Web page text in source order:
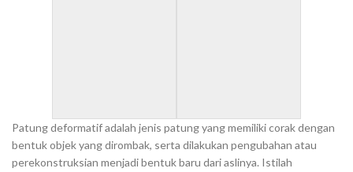
Patung deformatif adalah jenis patung yang memiliki corak dengan
bentuk objek yang dirombak, serta dilakukan pengubahan atau
perekonstruksian menjadi bentuk baru dari aslinya. Istilah